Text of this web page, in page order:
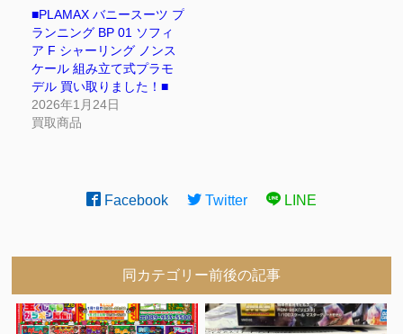
■PLAMAX バニースーツ プ
ランニング BP 01 ソフィ
ア F シャーリング ノンス
ケール 組み立て式プラモ
デル 買い取りました！■
2026年1月24日
買取商品
Facebook Twitter LINE
同カテゴリー前後の記事